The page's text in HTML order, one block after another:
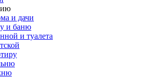
и дачи
и баню
и туалета